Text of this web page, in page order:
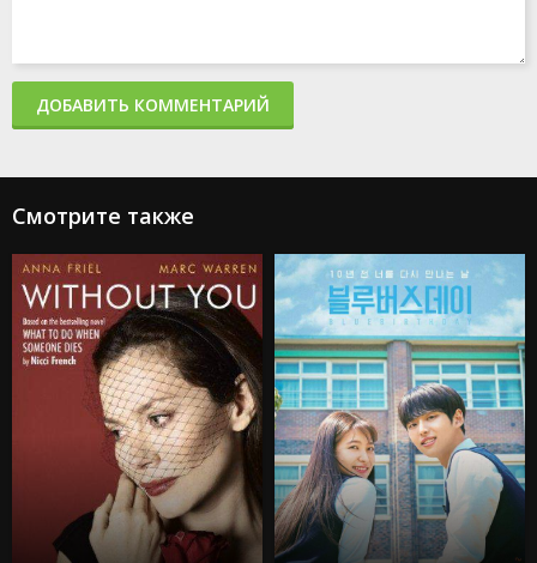
ДОБАВИТЬ КОММЕНТАРИЙ
Смотрите также